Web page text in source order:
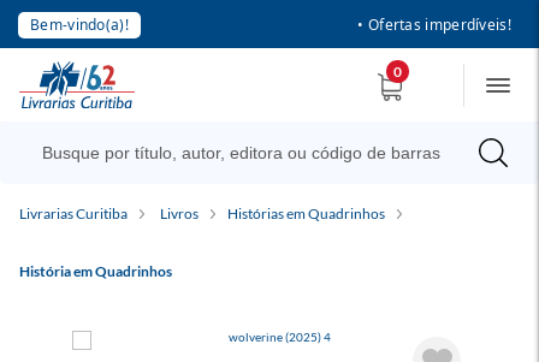
Bem-vindo(a)! • Ofertas imperdíveis!
0
Livrarias Curitiba Livros Histórias em Quadrinhos
História em Quadrinhos